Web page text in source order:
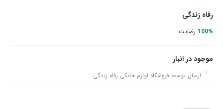
رفاه زندگی
100% رضایت
موجود در انبار
ارسال توسط فروشگاه لوازم خانگی رفاه زندگی